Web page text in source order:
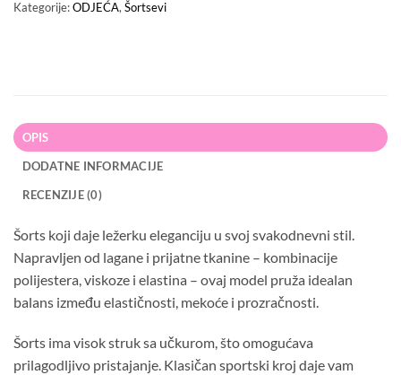
Kategorije:ODJEĆA, Šortsevi
OPIS
DODATNE INFORMACIJE
RECENZIJE (0)
Šorts koji daje ležerku eleganciju u svoj svakodnevni stil.
Napravljen od lagane i prijatne tkanine – kombinacije
polijestera, viskoze i elastina – ovaj model pruža idealan
balans između elastičnosti, mekoće i prozračnosti.
Šorts ima visok struk sa učkurom, što omogućava
prilagodljivo pristajanje. Klasičan sportski kroj daje vam